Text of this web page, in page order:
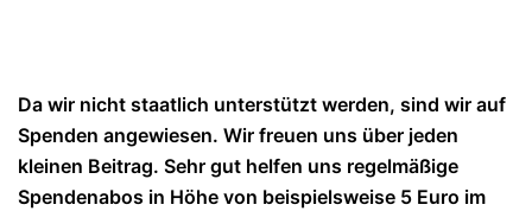
Da wir nicht staatlich unterstützt werden, sind wir auf
Spenden angewiesen. Wir freuen uns über jeden
kleinen Beitrag. Sehr gut helfen uns regelmäßige
Spendenabos in Höhe von beispielsweise 5 Euro im